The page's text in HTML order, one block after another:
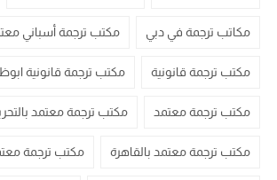
مكاتب ترجمة في دبي مكتب ترجمة أسباني
مكتب ترجمة قانونية مكتب ترجمة قانونية
مكتب ترجمة معتمد مكتب ترجمة معتمد
مكتب ترجمة معتمد بالقاهرة مكتب ترجمة